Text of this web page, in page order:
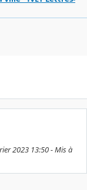
2023 13:50 - Mis à